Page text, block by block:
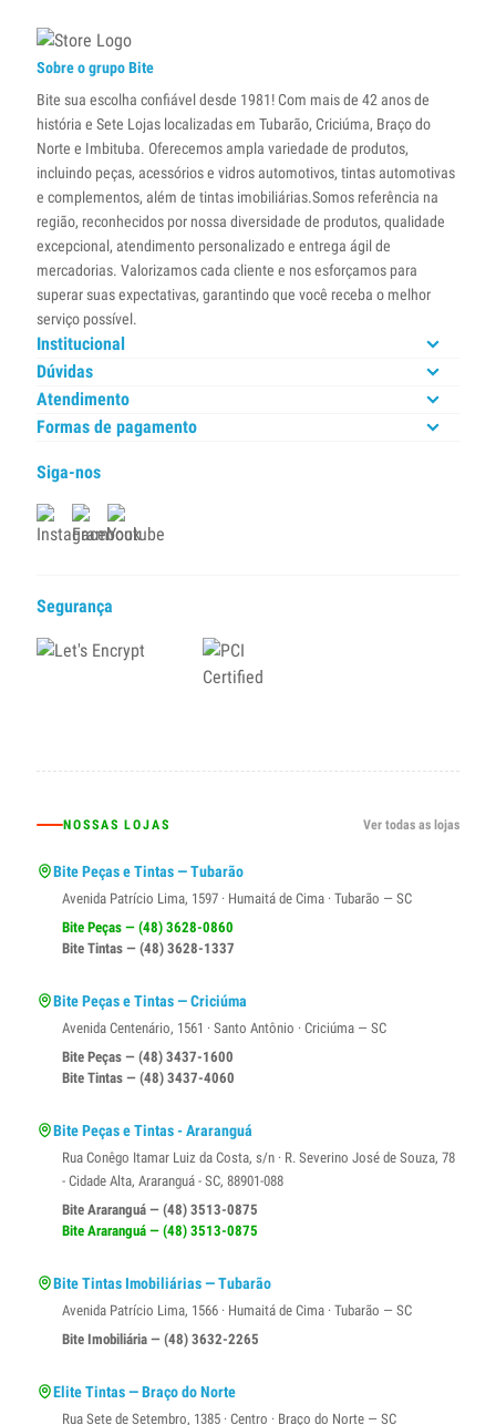
Sobre o grupo Bite
Bite sua escolha confiável desde 1981! Com mais de 42 anos de
história e Sete Lojas localizadas em Tubarão, Criciúma, Braço do
Norte e Imbituba. Oferecemos ampla variedade de produtos,
incluindo peças, acessórios e vidros automotivos, tintas automotivas
e complementos, além de tintas imobiliárias.Somos referência na
região, reconhecidos por nossa diversidade de produtos, qualidade
excepcional, atendimento personalizado e entrega ágil de
mercadorias. Valorizamos cada cliente e nos esforçamos para
superar suas expectativas, garantindo que você receba o melhor
serviço possível.
Institucional
Dúvidas
Atendimento
Formas de pagamento
Siga-nos
Segurança
NOSSAS LOJAS Ver todas as lojas
Bite Peças e Tintas — Tubarão
Avenida Patrício Lima, 1597 · Humaitá de Cima · Tubarão — SC
Bite Peças — (48) 3628-0860
Bite Tintas — (48) 3628-1337
Bite Peças e Tintas — Criciúma
Avenida Centenário, 1561 · Santo Antônio · Criciúma — SC
Bite Peças — (48) 3437-1600
Bite Tintas — (48) 3437-4060
Bite Peças e Tintas - Araranguá
Rua Conêgo Itamar Luiz da Costa, s/n · R. Severino José de Souza, 78
- Cidade Alta, Araranguá - SC, 88901-088
Bite Araranguá — (48) 3513-0875
Bite Araranguá — (48) 3513-0875
Bite Tintas Imobiliárias — Tubarão
Avenida Patrício Lima, 1566 · Humaitá de Cima · Tubarão — SC
Bite Imobiliária — (48) 3632-2265
Elite Tintas — Braço do Norte
Rua Sete de Setembro, 1385 · Centro · Braço do Norte — SC